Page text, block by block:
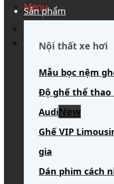
Menu
Search for:
Sản phẩm
Nội thất xe hơi
Mẫu bọc nệm
Độ ghế thể thao
Audi
Ghế VIP
gia
Dán phim cách